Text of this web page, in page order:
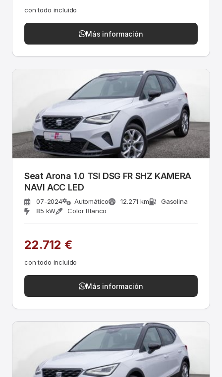
con todo incluido
Más información
Seat Arona 1.0 TSI DSG FR SHZ KAMERA
NAVI ACC LED
07-2024 Automático 12.271 km
Gasolina
85 kW
Color Blanco
22.712 €
con todo incluido
Más información